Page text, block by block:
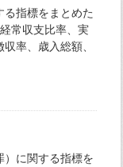
指標をまとめた
常収支比率、実
率、歳入総額、
に関する指標を